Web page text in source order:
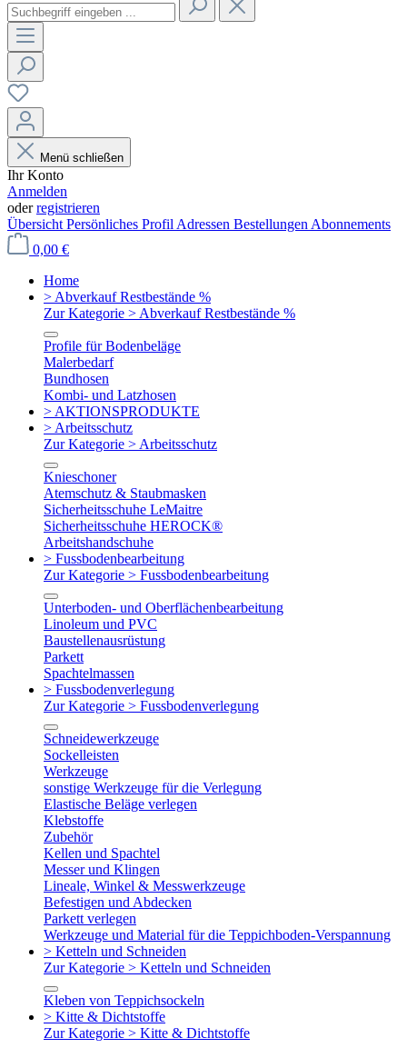
Menü schließen
Ihr Konto
Anmelden
oderregistrieren
Übersicht Persönliches Profil Adressen Bestellungen Abonnements
0,00 €
Home
> Abverkauf Restbestände %
Zur Kategorie > Abverkauf Restbestände %
Profile für Bodenbeläge
Malerbedarf
Bundhosen
Kombi- und Latzhosen
> AKTIONSPRODUKTE
> Arbeitsschutz
Zur Kategorie > Arbeitsschutz
Knieschoner
Atemschutz & Staubmasken
Sicherheitsschuhe LeMaitre
Sicherheitsschuhe HEROCK®
Arbeitshandschuhe
> Fussbodenbearbeitung
Zur Kategorie > Fussbodenbearbeitung
Unterboden- und Oberflächenbearbeitung
Linoleum und PVC
Baustellenausrüstung
Parkett
Spachtelmassen
> Fussbodenverlegung
Zur Kategorie > Fussbodenverlegung
Schneidewerkzeuge
Sockelleisten
Werkzeuge
sonstige Werkzeuge für die Verlegung
Elastische Beläge verlegen
Klebstoffe
Zubehör
Kellen und Spachtel
Messer und Klingen
Lineale, Winkel & Messwerkzeuge
Befestigen und Abdecken
Parkett verlegen
Werkzeuge und Material für die Teppichboden-Verspannung
> Ketteln und Schneiden
Zur Kategorie > Ketteln und Schneiden
Kleben von Teppichsockeln
> Kitte & Dichtstoffe
Zur Kategorie > Kitte & Dichtstoffe